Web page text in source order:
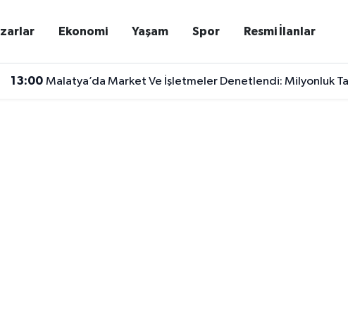
Ekonomi Yaşam Spor Resmi İlanlar
12:59 Türkiye Kültür Yolu Festivali’nde Yarın Malatya’da Dolu